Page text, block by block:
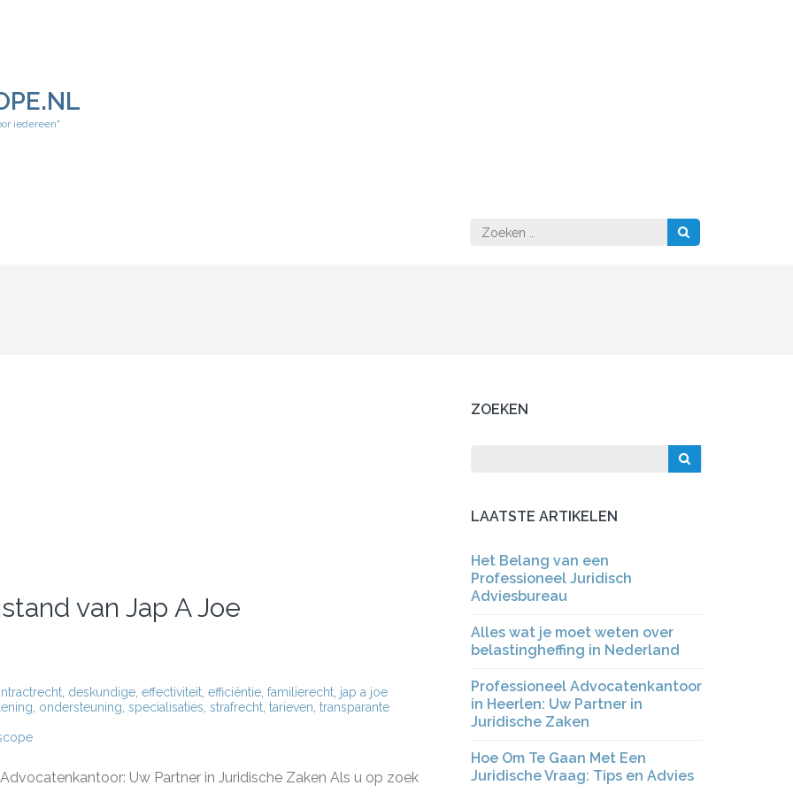
iedereen"
Zoeken
naar:
van Jap A Joe
deskundige effectiviteit efficiëntie familierecht jap a joe
ondersteuning specialisaties strafrecht tarieven transparante
Uw Partner in Juridische Zaken Als u op zoek
ZOEKEN
LAATSTE ARTIKELEN
Het Belang van een
Professioneel Juridisch
Adviesbureau
Alles wat je moet weten over
belastingheffing in Nederland
Professioneel Advocatenkantoor
in Heerlen: Uw Partner in
Juridische Zaken
Hoe Om Te Gaan Met Een
Juridische Vraag: Tips en Advies